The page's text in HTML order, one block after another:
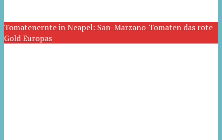
Tomatenernte in Neapel: San-Marzano-Tomaten das rote
Gold Europas